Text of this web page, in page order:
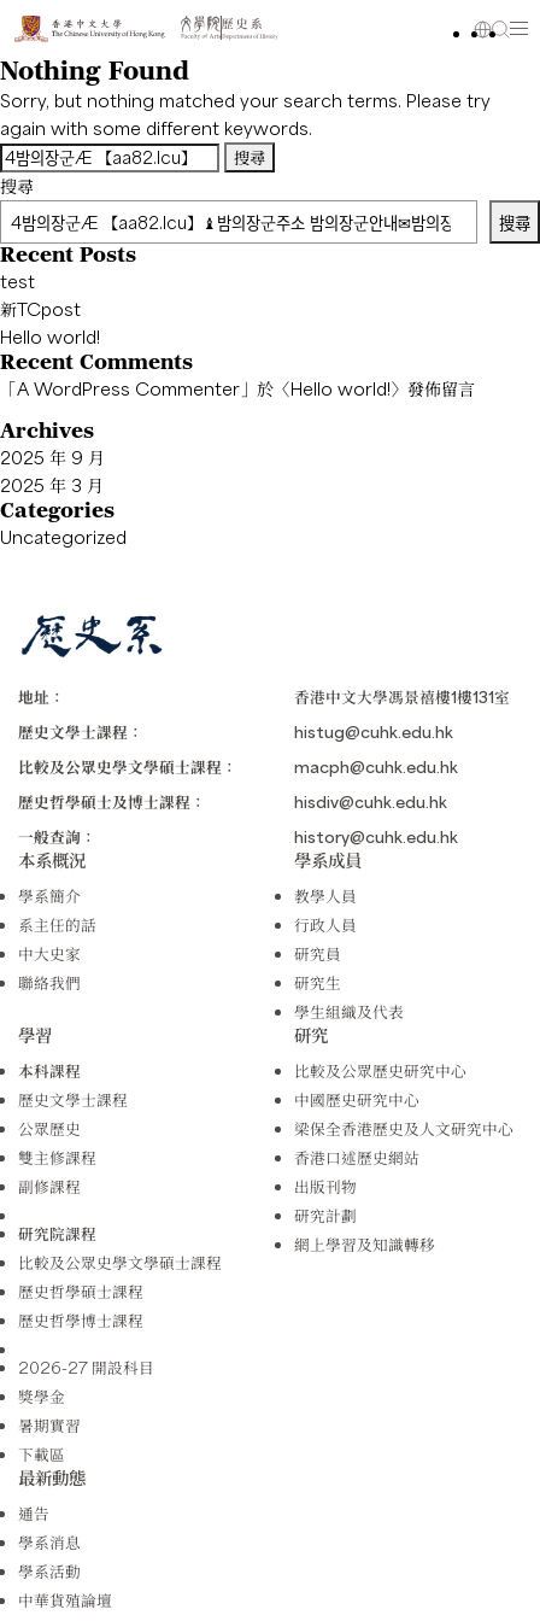
Nothing Found
Sorry, but nothing matched your search terms. Please try
again with some different keywords.
搜
尋
鍵
字:
搜尋
搜尋
Recent Posts
test
新TCpost
Hello world!
Recent Comments
「A WordPress Commenter 」於〈Hello world!〉發佈留言
Archives
2025 年 9 月
2025 年 3 月
Categories
Uncategorized
地址：
香港中文大學馮景禧樓1樓131室
歷史文學士課程：
histug@cuhk.edu.hk
比較及公眾史學文學碩士課程：
macph@cuhk.edu.hk
歷史哲學碩士及博士課程：
hisdiv@cuhk.edu.hk
一般查詢：
history@cuhk.edu.hk
本系概況
學系簡介
系主任的話
中大史家
聯絡我們
學系成員
教學人員
行政人員
研究員
研究生
學生組織及代表
學習
本科課程
歷史文學士課程
公眾歷史
雙主修課程
副修課程
研究院課程
比較及公眾史學文學碩士課程
歷史哲學碩士課程
歷史哲學博士課程
2026-27 開設科目
獎學金
暑期實習
下載區
研究
比較及公眾歷史研究中心
中國歷史研究中心
梁保全香港歷史及人文研究中心
香港口述歷史網站
出版刊物
研究計劃
網上學習及知識轉移
最新動態
通告
學系消息
學系活動
中華貨殖論壇